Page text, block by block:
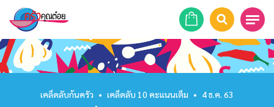
หน้าแรก
สูตรอาหาร
เคล็ดลับก้นครัว • เคล็ดลับ 10 คะแนนเต็ม • 4 ธ.ค. 63